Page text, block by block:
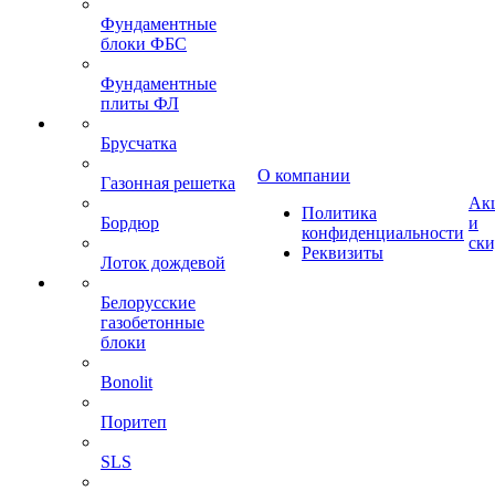
Фундаментные
блоки ФБС
Фундаментные
плиты ФЛ
Брусчатка
Газонная решетка
Бордюр
Лоток дождевой
Белорусские
газобетонные
блоки
Bonolit
Поритеп
SLS
О компании
Политика
конфиденциальности
Реквизиты
и